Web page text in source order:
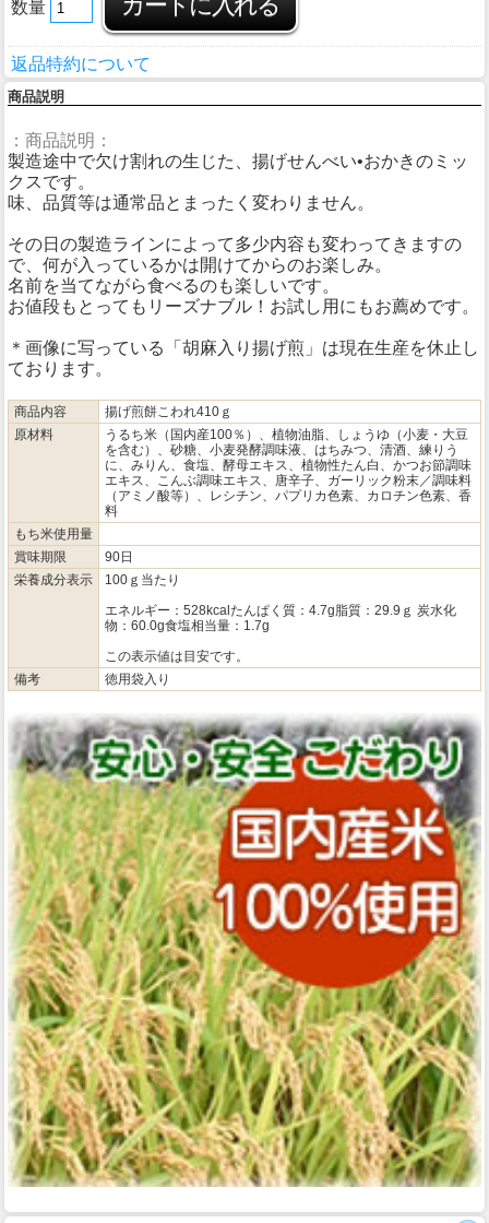
数量
返品特約について
商品説明
：商品説明：
製造途中で欠け割れの生じた、揚げせんべい•おかきのミッ
クスです。
味、品質等は通常品とまったく変わりません。
その日の製造ラインによって多少内容も変わってきますの
で、何が入っているかは開けてからのお楽しみ。
名前を当てながら食べるのも楽しいです。
お値段もとってもリーズナブル！お試し用にもお薦めです。
＊画像に写っている「胡麻入り揚げ煎」は現在生産を休止し
ております。
商品内容
揚げ煎餅こわれ410ｇ
原材料
うるち米（国内産100％）、植物油脂、しょうゆ（小麦・大豆
を含む）、砂糖、小麦発酵調味液、はちみつ、清酒、練りう
に、みりん、食塩、酵母エキス、植物性たん白、かつお節調味
エキス、こんぶ調味エキス、唐辛子、ガーリック粉末／調味料
（アミノ酸等）、レシチン、パプリカ色素、カロチン色素、香
料
もち米使用量
賞味期限
90日
栄養成分表示
100ｇ当たり
エネルギー：528kcalたんぱく質：4.7g脂質：29.9ｇ 炭水化
物：60.0g食塩相当量：1.7g
この表示値は目安です。
備考
徳用袋入り